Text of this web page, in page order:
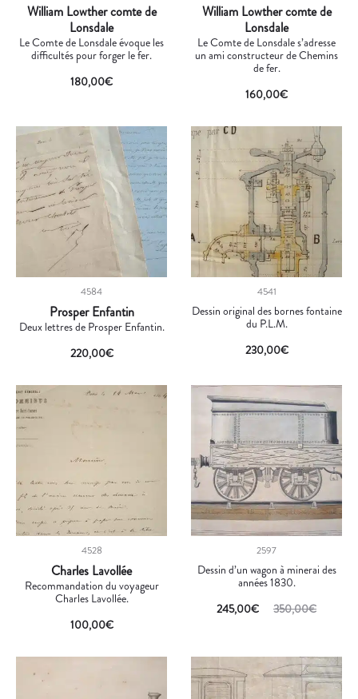
William Lowther comte de
Lonsdale
Le Comte de Lonsdale évoque les
difficultés pour forger le fer.
180,00€
William Lowther comte de
Lonsdale
Le Comte de Lonsdale s’adresse
un ami constructeur de Chemins
de fer.
160,00€
4584
Prosper Enfantin
Deux lettres de Prosper Enfantin.
220,00€
4541
Dessin original des bornes fontaine
du P.L.M.
230,00€
4528
Charles Lavollée
Recommandation du voyageur
Charles Lavollée.
100,00€
2597
Dessin d’un wagon à minerai des
années 1830.
350,00€
245,00€